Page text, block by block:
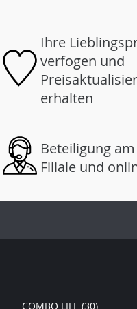
Ihre
verfogen und
erhalten
Beteiligung
Filiale und
COMBO LIFE (30)